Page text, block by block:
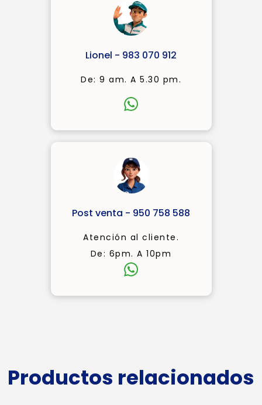
Lionel - 983 070 912
De: 9 am. A 5.30 pm.
Post venta - 950 758 588
Atención al cliente.
De: 6pm. A 10pm
Productos relacionados